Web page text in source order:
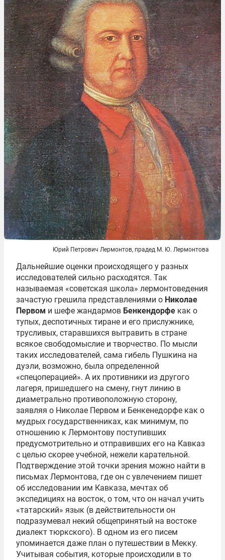
Юрий Петрович Лермонтов, прадед М. Ю. Лермонтова
Дальнейшие оценки происходящего у разных
исследователей сильно расходятся. Так
называемая «советская школа» лермонтоведения
зачастую грешила представлениями о Николае
Первом и шефе жандармов Бенкендорфе как о
тупых, деспотичных тиране и его прислужнике,
трусливых, старавшихся вытравить в стране
всякое свободомыслие и творчество. По мысли
таких исследователей, сама гибель Пушкина на
дуэли, возможно, была определенной
«спецоперацией». А их противники из другого
лагеря, пришедшего на смену, гнут линию в
диаметрально противоположную сторону,
заявляя о Николае Первом и Бенкенедорфе как о
мудрых государственниках, как минимум, по
отношению к Лермонтову поступивших
предусмотрительно и отправивших его на Кавказ
с целью скорее учебной, нежели карательной.
Подтверждение этой точки зрения можно найти в
письмах Лермонтова, где он с увлечением пишет
об исследовании им Кавказа, мечтах об
экспедициях на восток, о том, что он начал учить
«татарский» язык (в действительности он
подразумевал некий общепринятый на востоке
диалект тюркского). В одном из его писем
упоминается даже план о путешествии в Мекку.
Учитывая события, которые происходили в то